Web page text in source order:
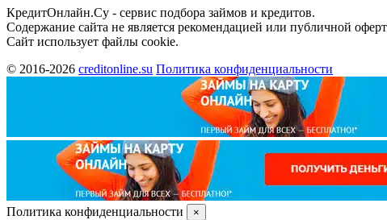
КредитОнлайн.Су - сервис подбора займов и кредитов.
Содержание сайта не является рекомендацией или публичной
Сайт использует файлы cookie.
© 2016-2026 creditonline.su Политика конфиденциальности
Политика конфиденциальности ×